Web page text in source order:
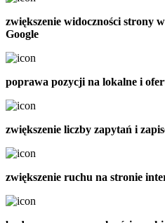
zwiększenie widoczności strony
Google
poprawa pozycji na lokalne i
zwiększenie liczby zapytań i
zwiększenie ruchu na stronie